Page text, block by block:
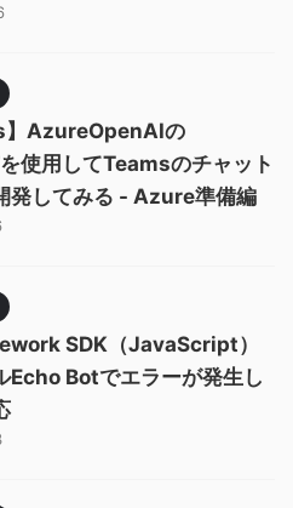
】AzureOpenAIの
使用してTeamsのチャット
発してみる - Azure準備編
SDK（JavaScript）
Echo Botでエラーが発生し